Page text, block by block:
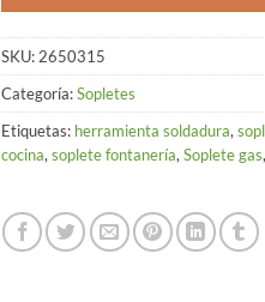
SKU: 2650315
Categoría:Sopletes
Etiquetas: herramienta soldadura,
cocina, soplete fontanería, Soplete gas,